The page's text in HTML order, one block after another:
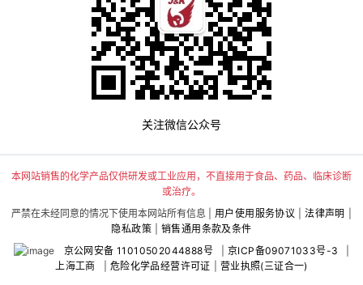
关注微信公众号
本网站销售的化学产品仅供研发或工业应用，不直接用于食品、药品、临床诊断
或治疗。
严禁在未经同意的情况下使用本网站所有信息 |
用户使用服务协议 法律声明
隐私政策
销售通用条款及条件
京公网安备 11010502044888号
京ICP备09071033号-3
上海工商
危险化学品经营许可证 营业执照(三证合一)